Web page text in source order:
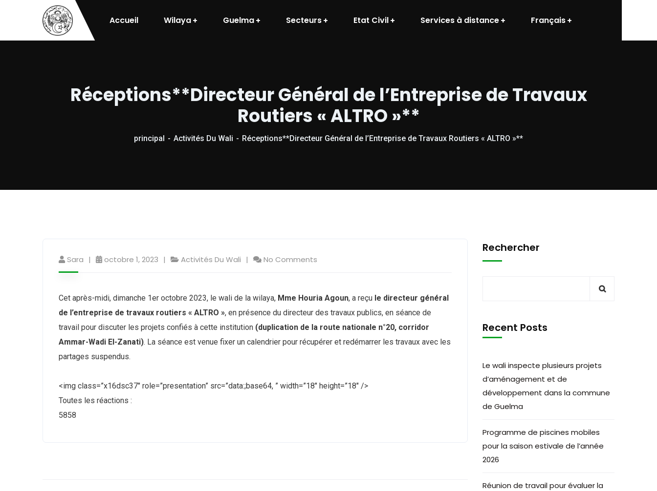
Accueil Wilaya Guelma Secteurs Etat Civil Services à distance Français
Réceptions**Directeur Général de l’Entreprise de Travaux
Routiers « ALTRO »**
principal Activités Du Wali Réceptions**Directeur Général de l’Entreprise de Travaux Routiers « ALTRO »**
Sara octobre 1, 2023 Activités Du Wali No Comments
Cet après-midi, dimanche 1er octobre 2023, le wali de la wilaya, Mme Houria Agoun, a reçu le directeur général
de l’entreprise de travaux routiers « ALTRO », en présence du directeur des travaux publics, en séance de
travail pour discuter les projets confiés à cette institution (duplication de la route nationale n°20, corridor
Ammar-Wadi El-Zanati). La séance est venue fixer un calendrier pour récupérer et redémarrer les travaux avec les
partages suspendus.
<img class=”x16dsc37″ role=”presentation” src=”data:;base64, ” width=”18″ height=”18″ />
Toutes les réactions :
5858
Rechercher
Recent Posts
Le wali inspecte plusieurs projets
d’aménagement et de
développement dans la commune
de Guelma
Programme de piscines mobiles
pour la saison estivale de l’année
2026
Réunion de travail pour évaluer la